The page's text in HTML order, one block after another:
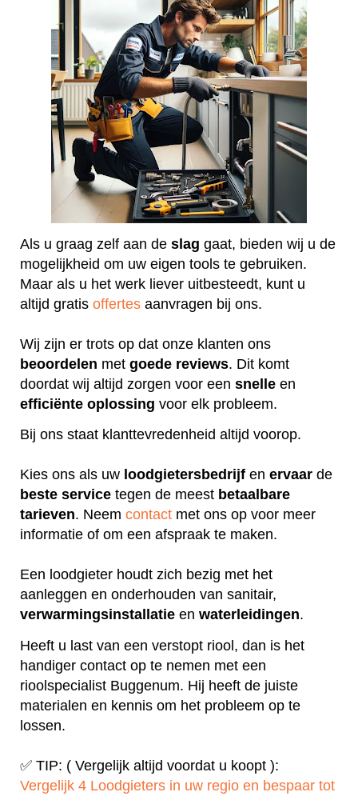
Als u graag zelf aan de slag gaat, bieden wij u de
mogelijkheid om uw eigen tools te gebruiken.
Maar als u het werk liever uitbesteedt, kunt u
altijd gratis offertes aanvragen bij ons.
Wij zijn er trots op dat onze klanten ons
beoordelen met goede reviews. Dit komt
doordat wij altijd zorgen voor een snelle en
efficiënte oplossing voor elk probleem.
Bij ons staat klanttevredenheid altijd voorop.
Kies ons als uw loodgietersbedrijf en ervaar de
beste service tegen de meest betaalbare
tarieven. Neem contact met ons op voor meer
informatie of om een afspraak te maken.
Een loodgieter houdt zich bezig met het
aanleggen en onderhouden van sanitair,
verwarmingsinstallatie en waterleidingen.
Heeft u last van een verstopt riool, dan is het
handiger contact op te nemen met een
rioolspecialist Buggenum. Hij heeft de juiste
materialen en kennis om het probleem op te
lossen.
✅ TIP: ( Vergelijk altijd voordat u koopt ):
Vergelijk 4 Loodgieters in uw regio en bespaar tot